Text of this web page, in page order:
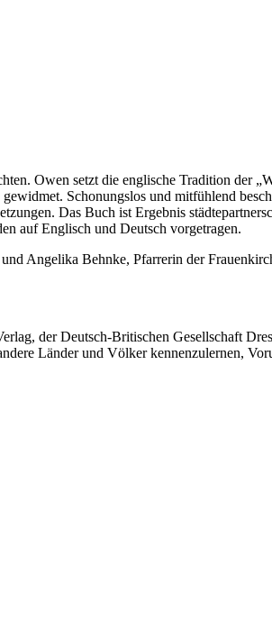
Owen setzt die englische Tradition der
Schonungslos und mitfühlend
Das Buch ist Ergebnis
auf Englisch und Deutsch vorgetragen.
Angelika Behnke, Pfarrerin der
der Deutsch-Britischen Gesellschaft
Länder und Völker kennenzulernen,